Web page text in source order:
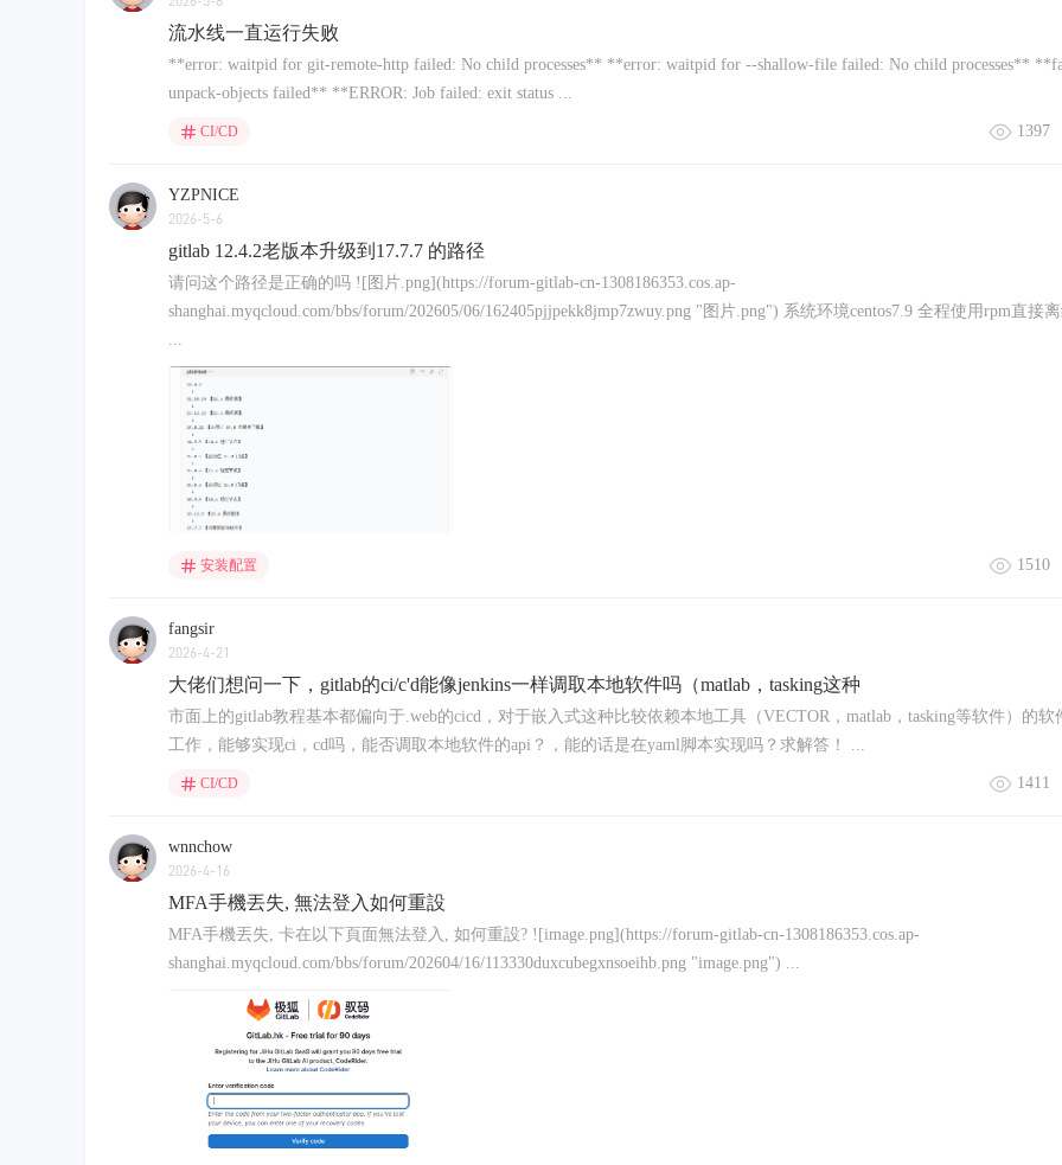
流水线一直运行失败
**error: waitpid for git-remote-http failed: No child processes** **error: waitpid for --shallow-file failed: No child processes**
unpack-objects failed** **ERROR: Job failed: exit status ...
CI/CD 1397
YZPNICE
2026-5-6
gitlab 12.4.2老版本升级到17.7.7 的路径
请问这个路径是正确的吗 ![图片.png](https://forum-gitlab-cn-1308186353.cos.ap-
shanghai.myqcloud.com/bbs/forum/202605/06/162405pjjpekk8jmp7zwuy.png "图片.png") 系统环境centos7.9 全程使用rpm直接
...
安装配置 1510
fangsir
2026-4-21
大佬们想问一下，gitlab的ci/c'd能像jenkins一样调取本地软件吗（matlab，tasking这种
市面上的gitlab教程基本都偏向于.web的cicd，对于嵌入式这种比较依赖本地工具（VECTOR，matlab，tasking等软件）的软
工作，能够实现ci，cd吗，能否调取本地软件的api？，能的话是在yaml脚本实现吗？求解答！ ...
CI/CD 1411
wnnchow
2026-4-16
MFA手機丟失, 無法登入如何重設
MFA手機丟失, 卡在以下頁面無法登入, 如何重設? ![image.png](https://forum-gitlab-cn-1308186353.cos.ap-
shanghai.myqcloud.com/bbs/forum/202604/16/113330duxcubegxnsoeihb.png "image.png") ...